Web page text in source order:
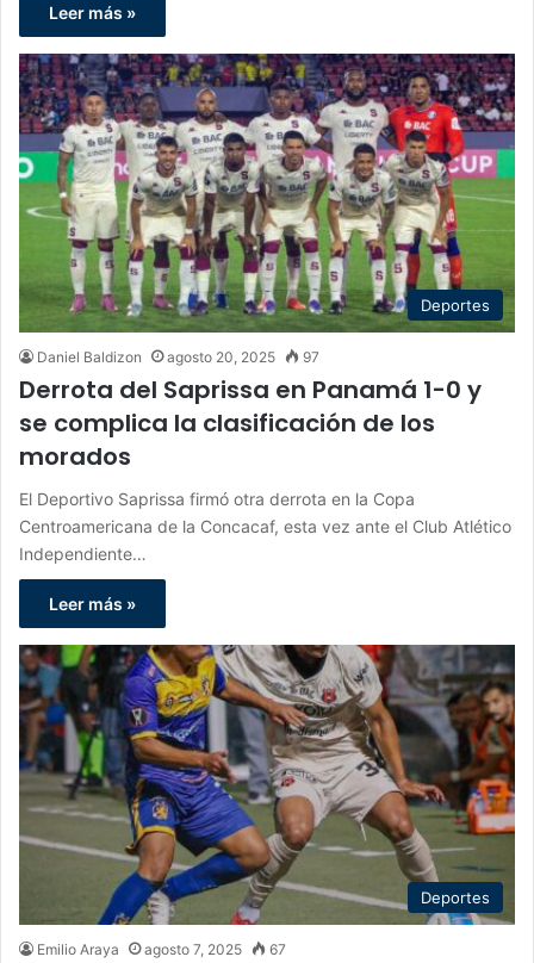
Leer más »
Deportes
Daniel Baldizon agosto 20, 2025 97
Derrota del Saprissa en Panamá 1-0 y
se complica la clasificación de los
morados
El Deportivo Saprissa firmó otra derrota en la Copa
Centroamericana de la Concacaf, esta vez ante el Club Atlético
Independiente…
Leer más »
Deportes
Emilio Araya agosto 7, 2025 67